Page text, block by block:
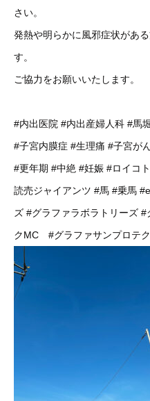
さい。
発熱や明らかに風邪症状があ
す。
ご協力をお願いいたします。
#内出医院 #内出産婦人科 #馬
#子宮内膜症 #生理痛 #子宮が
#更年期 #中絶 #妊娠 #ロイコ
読売ジャイアンツ #馬 #乗馬
ズ #グラファラボラトリーズ #
クMC
#グラファサンプロテ